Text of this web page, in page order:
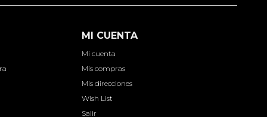
MI CUENTA
Mi cuenta
Mis compras
Mis direcciones
Wish List
Salir